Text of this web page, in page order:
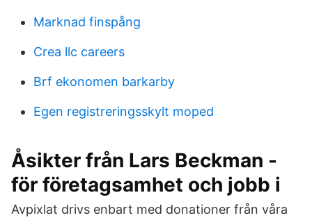
Marknad finspång
Crea llc careers
Brf ekonomen barkarby
Egen registreringsskylt moped
Åsikter från Lars Beckman -
för företagsamhet och jobb i
Avpixlat drivs enbart med donationer från våra